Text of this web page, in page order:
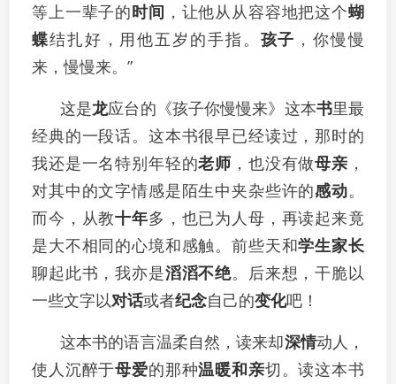
等上一辈子的时间 ，让他从从容容地把这个蝴
蝶结扎好，用他五岁的手指。 孩子 ，你慢慢
来，慢慢来。”
这是龙应台的《孩子你慢慢来》这本书里最
经典的一段话。这本书很早已经读过，那时的
我还是一名特别年轻的老师 ，也没有做母亲 ，
对其中的文字情感是陌生中夹杂些许的感动。
而今，从教十年多，也已为人母，再读起来竟
是大不相同的心境和感触。前些天和学生家长
聊起此书，我亦是滔滔不绝。后来想，干脆以
一些文字以对话或者纪念自己的变化吧！
这本书的语言温柔自然，读来却深情动人，
使人沉醉于母爱的那种温暖和亲切。读这本书